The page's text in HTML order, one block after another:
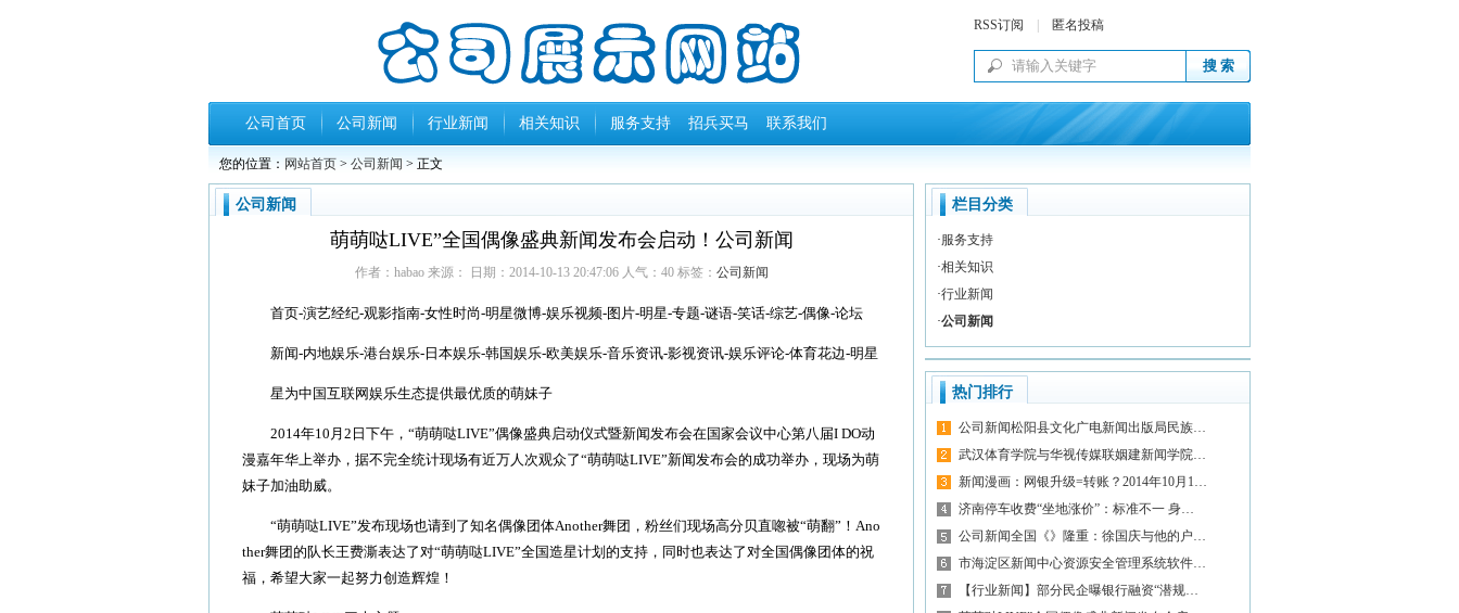
RSS订阅 匿名投稿
公司首页 公司新闻 行业新闻 相关知识 服务支持 招兵买马 联系我们
您的位置： 网站首页 > 公司新闻 > 正文
公司新闻
萌萌哒LIVE”全国偶像盛典新闻发布会启动！公司新闻
作者：habao 来源： 日期：2014-10-13 20:47:06 人气： 40标签： 公司新闻
首页-演艺经纪-观影指南-女性时尚-明星微博-娱乐视频-图片-明星-专题-谜语-笑话-综艺-偶像-论坛
新闻-内地娱乐-港台娱乐-日本娱乐-韩国娱乐-欧美娱乐-音乐资讯-影视资讯-娱乐评论-体育花边-明星
星为中国互联网娱乐生态提供最优质的萌妹子
2014年10月2日下午，“萌萌哒LIVE”偶像盛典启动仪式暨新闻发布会在国家会议中心第八届I DO动
漫嘉年华上举办，据不完全统计现场有近万人次观众了“萌萌哒LIVE”新闻发布会的成功举办，现场为萌
妹子加油助威。
“萌萌哒LIVE”发布现场也请到了知名偶像团体Another舞团，粉丝们现场高分贝直唿被“萌翻”！Ano
ther舞团的队长王费澌表达了对“萌萌哒LIVE”全国造星计划的支持，同时也表达了对全国偶像团体的祝
福，希望大家一起努力创造辉煌！
栏目分类
·服务支持
·相关知识
·行业新闻
·公司新闻
热门排行
公司新闻松阳县文化广电新闻出版局民族…
武汉体育学院与华视传媒联姻建新闻学院…
新闻漫画：网银升级=转账？2014年10月1…
济南停车收费“坐地涨价”：标准不一 身…
公司新闻全国《》隆重：徐国庆与他的户…
市海淀区新闻中心资源安全管理系统软件…
【行业新闻】部分民企曝银行融资“潜规…